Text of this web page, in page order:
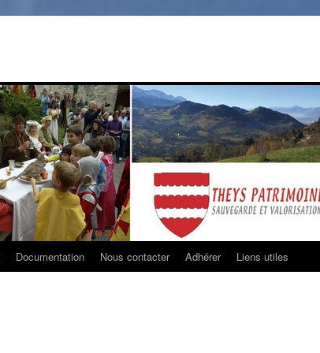
Documentation Nous contacter Adhérer Liens utiles